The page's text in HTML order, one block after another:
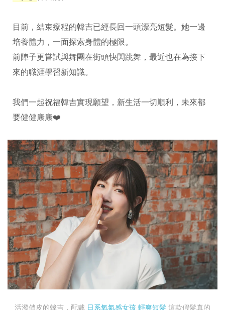
目前，結束療程的韓吉已經長回一頭漂亮短髮。她一邊
培養體力，一面探索身體的極限。
前陣子更嘗試與舞團在街頭快閃跳舞，最近也在為接下
來的職涯學習新知識。
我們一起祝福韓吉實現願望，新生活一切順利，未來都
要健健康康❤️
活潑俏皮的韓吉，配戴 日系氧氣感女孩 輕爽短髮 這款假髮真的